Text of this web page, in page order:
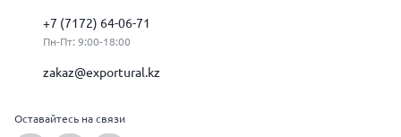
+7 (7172) 64-06-71
Пн-Пт: 9:00-18:00
zakaz@exportural.kz
Оставайтесь на связи